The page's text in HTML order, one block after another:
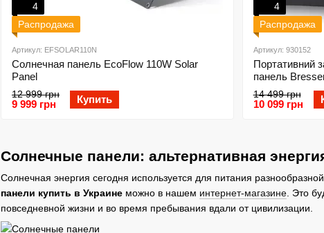
Солнечные панели: альтернативная
Солнечная энергия сегодня используется для питания
панели купить в Украине можно в нашем интернет-магазине . Это
повседневной жизни и во время пребывания вдали от цивилизации.
4
Распродажа
Артикул: EFSOLAR110N
Солнечная панель EcoFlow 110W Solar
Panel
12 999 грн
9 999 грн Купить
4
Распродажа
Артикул: 930152
Портативний
панель
Watt USB DC
14 499 грн
10 099 грн